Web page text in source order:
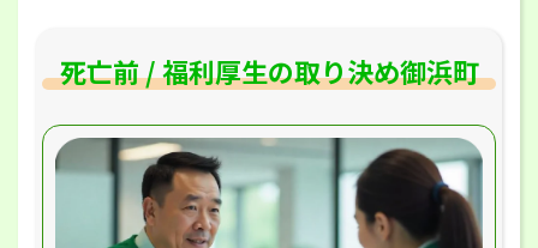
死亡前 / 福利厚生の取り決め御浜町